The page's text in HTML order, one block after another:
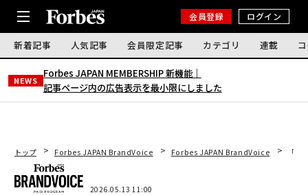
会員登録 ログイン
新着記事 人気記事 会員限定記事 カテゴリ 連載
NEWS
Forbes JAPAN MEMBERSHIP 新機能｜
記事ページ内の広告表示を最小限にしました
トップ Forbes JAPAN BrandVoice Forbes JAPAN BrandVoice 「
2026.05.13 11:00